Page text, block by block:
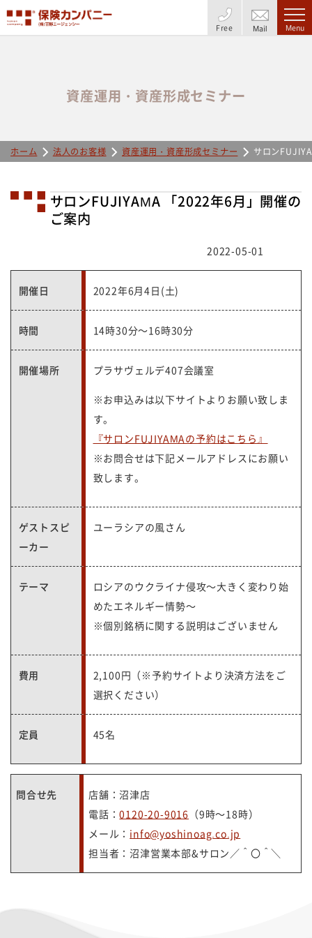
Free Mail Menu
資産運用・資産形成セミナー
ホーム 法人のお客様 資産運用・資産形成セミナー サロン
サロンFUJIYAMA 「2022年6月」開催の
ご案内
2022-05-01
開催日 2022年6月4日(土)
時間 14時30分～16時30分
開催場所 プラサヴェルデ407会議室
※お申込みは以下サイトよりお願い致しま
す。
『サロンFUJIYAMAの予約はこちら』
※お問合せは下記メールアドレスにお願い
致します。
ゲストスピ
ーカー
ユーラシアの風さん
テーマ
ロシアのウクライナ侵攻～大きく変わり始
めたエネルギー情勢～
※個別銘柄に関する説明はございません
費用
2,100円（※予約サイトより決済方法をご
選択ください）
定員 45名
問合せ先
店舗：沼津店
電話：0120-20-9016 （9時～18時）
メール： info@yoshinoag.co.jp
担当者：沼津営業本部&サロン／＾〇＾＼